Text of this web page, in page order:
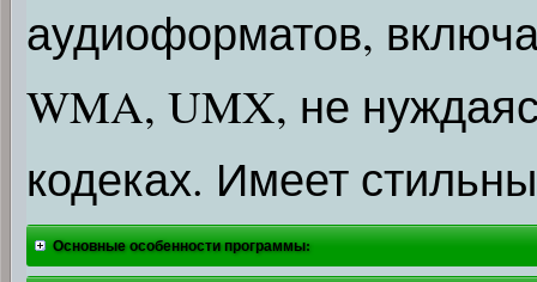
аудиоформатов,
WMA, UMX, не
кодеках. Имеет
Основные особенности программы: